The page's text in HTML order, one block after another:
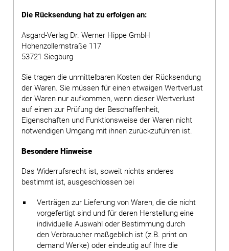
Die Rücksendung hat zu erfolgen an:
Asgard-Verlag Dr. Werner Hippe GmbH
Hohenzollernstraße 117
53721 Siegburg
Sie tragen die unmittelbaren Kosten der Rücksendung
der Waren. Sie müssen für einen etwaigen Wertverlust
der Waren nur aufkommen, wenn dieser Wertverlust
auf einen zur Prüfung der Beschaffenheit,
Eigenschaften und Funktionsweise der Waren nicht
notwendigen Umgang mit ihnen zurückzuführen ist.
Besondere Hinweise
Das Widerrufsrecht ist, soweit nichts anderes
bestimmt ist, ausgeschlossen bei
Verträgen zur Lieferung von Waren, die die nicht
vorgefertigt sind und für deren Herstellung eine
individuelle Auswahl oder Bestimmung durch
den Verbraucher maßgeblich ist (z.B. print on
demand Werke) oder eindeutig auf Ihre die